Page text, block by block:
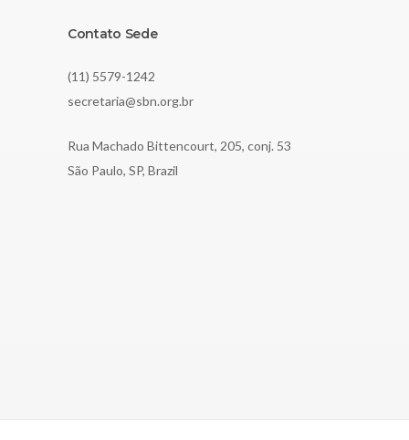
Contato Sede
(11) 5579-1242
secretaria@sbn.org.br
Rua Machado Bittencourt, 205, conj. 53
São Paulo, SP, Brazil